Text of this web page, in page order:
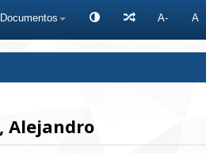
Documentos A- A
Alejandro